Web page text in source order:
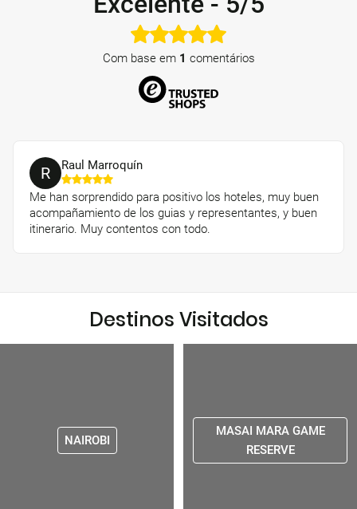
Com base em 1 comentários
R Raul Marroquín
Me han sorprendido para positivo los hoteles, muy buen
acompañamiento de los guias y representantes, y buen
itinerario. Muy contentos con todo.
Destinos Visitados
NAIROBI
MASAI MARA GAME
RESERVE